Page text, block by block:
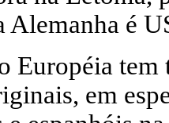
Alemanha é
Européia tem
em